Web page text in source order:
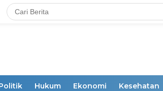
Hukum Ekonomi Kesehatan